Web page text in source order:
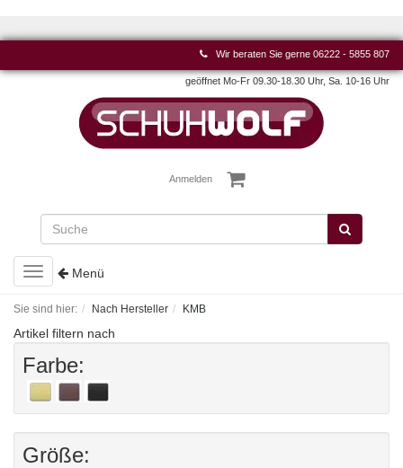
Wir beraten Sie gerne 06222 - 5855 807
geöffnet Mo-Fr 09.30-18.30 Uhr, Sa. 10-16 Uhr
Anmelden
Toggle
navigation
Menü
Sie sind hier: Nach Hersteller KMB
Artikel filtern nach
Farbe:
Größe: